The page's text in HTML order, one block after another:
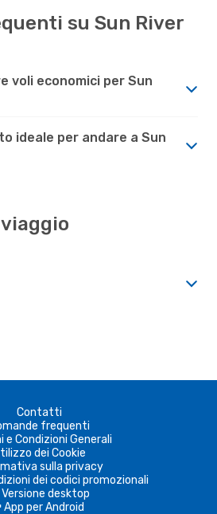
su Sun River
voli economici per Sun
ideale per andare a Sun
Contatti
frequenti
e Condizioni Generali
dei Cookie
sulla privacy
dei codici promozionali
Versione desktop
App per Android